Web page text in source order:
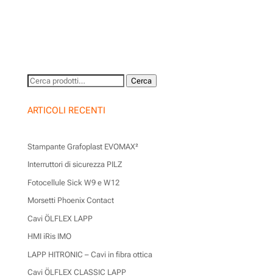
Cerca: Cerca
ARTICOLI RECENTI
Stampante Grafoplast EVOMAX²
Interruttori di sicurezza PILZ
Fotocellule Sick W9 e W12
Morsetti Phoenix Contact
Cavi ÖLFLEX LAPP
HMI iRis IMO
LAPP HITRONIC – Cavi in fibra ottica
Cavi ÖLFLEX CLASSIC LAPP